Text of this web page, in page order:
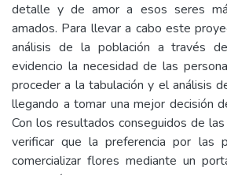
detalle y de amor a esos seres
amados. Para llevar a cabo este
análisis de la población a través
evidencio la necesidad de las
proceder a la tabulación y el análisis
llegando a tomar una mejor decisión
Con los resultados conseguidos de
verificar que la preferencia por las
comercializar flores mediante un